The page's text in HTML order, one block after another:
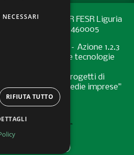
con risorse del PR FESR Liguria
CUP: G44E24001460005
FESR 2021-2027 – Azione 1.2.3
di pratiche e tecnologie
nelle imprese
allo sviluppo di progetti di
micro, piccole e medie imprese”
- Anno 2024
RIFIUTA TUTTO